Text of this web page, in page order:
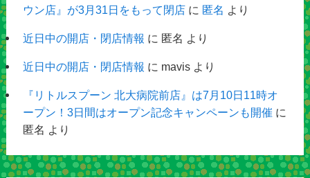
ウン店』が3月31日をもって閉店に 匿名 より
近日中の開店・閉店情報 に 匿名 より
近日中の開店・閉店情報 に mavisより
『リトルスプーン 北大病院前店』は7月10日11時オ
ープン！3日間はオープン記念キャンペーンも開催 に
匿名 より